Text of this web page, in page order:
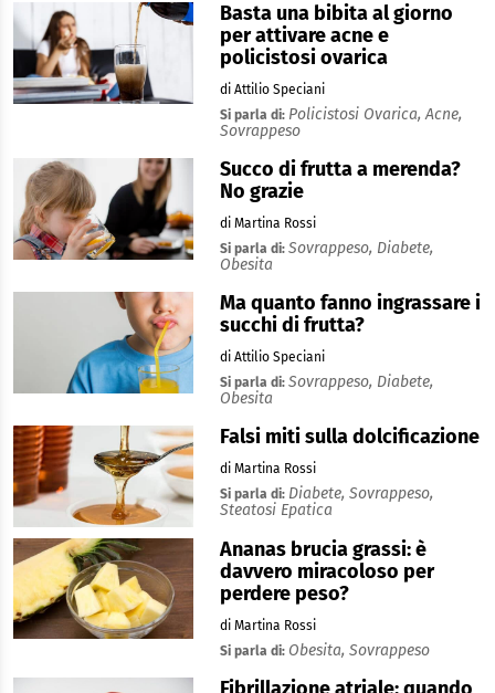
Basta una bibita al giorno
per attivare acne e
policistosi ovarica
di Attilio Speciani
Si parla di: Policistosi Ovarica,Acne,
Sovrappeso
Succo di frutta a merenda?
No grazie
di Martina Rossi
Si parla di: Sovrappeso, Diabete,
Obesita
Ma quanto fanno ingrassare i
succhi di frutta?
di Attilio Speciani
Si parla di: Sovrappeso, Diabete,
Obesita
Falsi miti sulla dolcificazione
di Martina Rossi
Si parla di: Diabete, Sovrappeso,
Steatosi Epatica
Ananas brucia grassi: è
davvero miracoloso per
perdere peso?
di Martina Rossi
Si parla di: Obesita, Sovrappeso
Fibrillazione atriale: quando